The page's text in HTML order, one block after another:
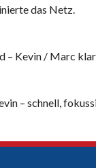
das Netz.
– Kevin / Marc
– schnell,